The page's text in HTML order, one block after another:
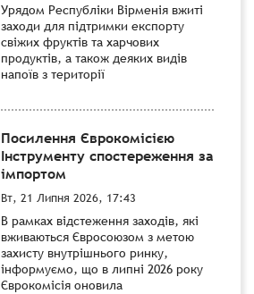
Урядом Республіки Вірменія вжиті
заходи для підтримки експорту
свіжих фруктів та харчових
продуктів, а також деяких видів
напоїв з території
Посилення Єврокомісією
Інструменту спостереження за
імпортом
Вт, 21 Липня 2026, 17:43
В рамках відстеження заходів, які
вживаються Євросоюзом з метою
захисту внутрішнього ринку,
інформуємо, що в липні 2026 року
Єврокомісія оновила